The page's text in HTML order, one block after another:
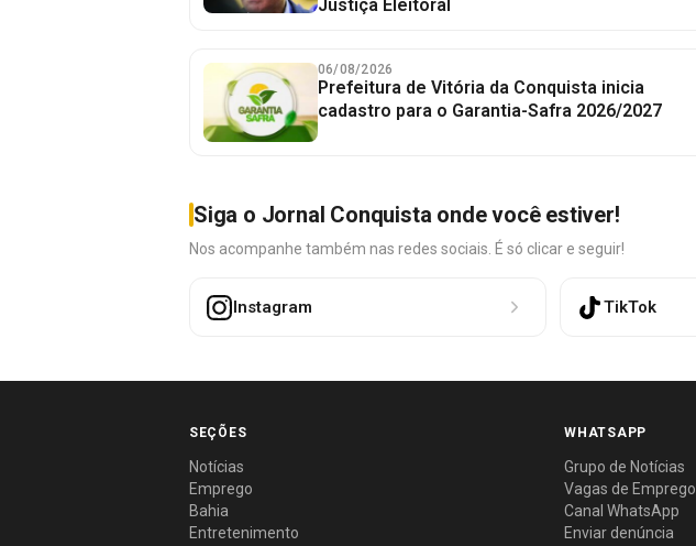
Justiça Eleitoral
06/08/2026
Prefeitura de Vitória da Conquista inicia
cadastro para o Garantia-Safra 2026/2027
Siga o Jornal Conquista onde você estiver!
Nos acompanhe também nas redes sociais. É só clicar e seguir!
Instagram TikTok
SEÇÕES
Notícias
Emprego
Bahia
Entretenimento
WHATSAPP
Grupo de Notícias
Vagas de Emprego
Canal WhatsApp
Enviar denúncia